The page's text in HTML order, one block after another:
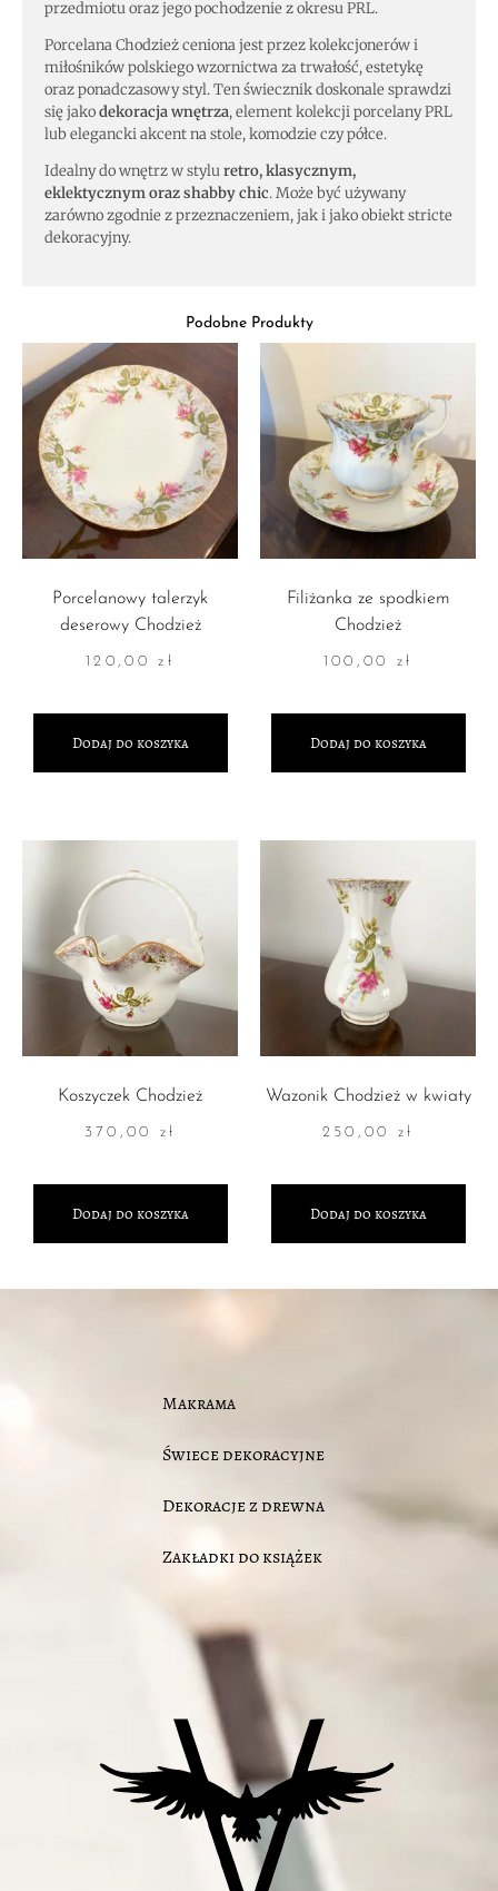
przedmiotu oraz jego pochodzenie z okresu PRL.
Porcelana Chodzież ceniona jest przez kolekcjonerów i
miłośników polskiego wzornictwa za trwałość, estetykę
oraz ponadczasowy styl. Ten świecznik doskonale sprawdzi
się jakodekoracja wnętrza, element kolekcji porcelany PRL
lub elegancki akcent na stole, komodzie czy półce.
Idealny do wnętrz w styluretro, klasycznym,
eklektycznym oraz shabby chic. Może być używany
zarówno zgodnie z przeznaczeniem, jak i jako obiekt stricte
dekoracyjny.
Podobne Produkty
Porcelanowy talerzyk
deserowy Chodzież
120,00zł
Dodaj do koszyka
Filiżanka ze spodkiem
Chodzież
100,00 zł
Dodaj do koszyka
Koszyczek Chodzież
370,00 zł
Dodaj do koszyka
Wazonik Chodzież w kwiaty
250,00 zł
Dodaj do koszyka
Makrama
Świece dekoracyjne
Dekoracje z drewna
Zakładki do książek